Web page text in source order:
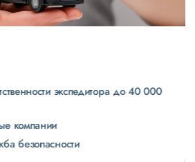
экспедитора до 40 000
компании
безопасности